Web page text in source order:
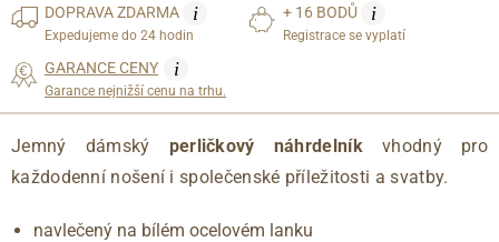
DOPRAVAZDARMA i
Expedujeme do 24 hodin
+ 16 BODŮ i
Registrace se vyplatí
GARANCE CENY i
Garance nejnižší cenu na trhu.
Jemný dámský perličkový náhrdelníkvhodný pro
každodenní nošení i společenské příležitosti a svatby.
navlečený na bílém ocelovém lanku